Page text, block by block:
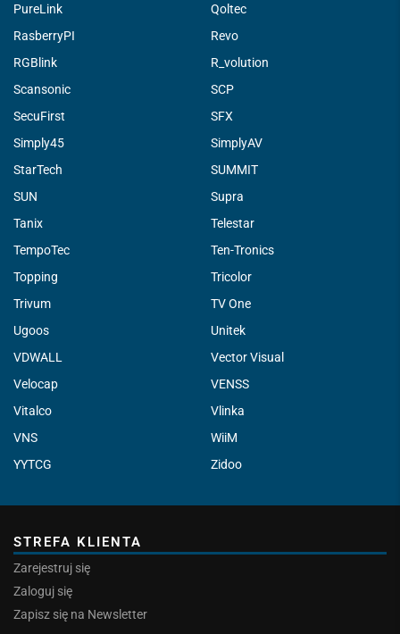
PureLink
Qoltec
RasberryPI
Revo
RGBlink
R_volution
Scansonic
SCP
SecuFirst
SFX
Simply45
SimplyAV
StarTech
SUMMIT
SUN
Supra
Tanix
Telestar
TempoTec
Ten-Tronics
Topping
Tricolor
Trivum
TV One
Ugoos
Unitek
VDWALL
Vector Visual
Velocap
VENSS
Vitalco
Vlinka
VNS
WiiM
YYTCG
Zidoo
STREFA KLIENTA
Zarejestruj się
Zaloguj się
Zapisz się na Newsletter